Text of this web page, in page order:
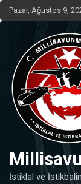
Skip
to
Pazar, Ağustos 9,
İstiklal ve